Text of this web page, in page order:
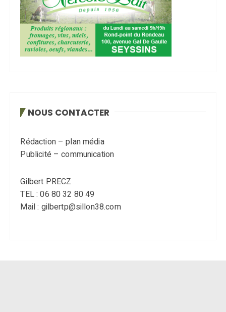
NOUS CONTACTER
Rédaction – plan média
Publicité – communication
Gilbert PRECZ
TEL : 06 80 32 80 49
Mail : gilbertp@sillon38.com